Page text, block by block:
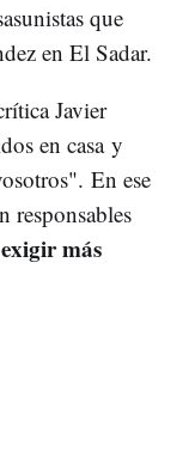
que
en El Sadar.
Javier
en casa y
En ese
responsables
más